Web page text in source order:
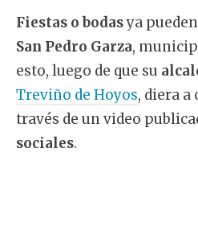
Fiestas o bodasya
San Pedro Garza,
esto, luego de que su
Treviño de Hoyos, diera a
través de un video
sociales.